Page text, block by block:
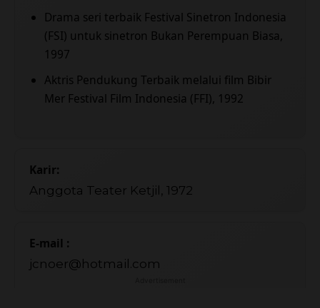
Drama seri terbaik Festival Sinetron Indonesia
(FSI) untuk sinetron Bukan Perempuan Biasa,
1997
Aktris Pendukung Terbaik melalui film Bibir
Mer Festival Film Indonesia (FFI), 1992
Karir:
Anggota Teater Ketjil, 1972
E-mail :
jcnoer@hotmail.com